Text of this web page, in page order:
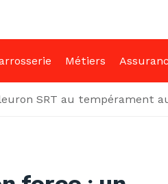
Métiers
SRT au tempérament